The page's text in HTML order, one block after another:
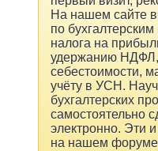
На нашем сайте
по
налога на
удержанию НДФЛ,
себестоимости,
учёту в УСН.
бухгалтерских
самостоятельно
электронно. Эти
на нашем